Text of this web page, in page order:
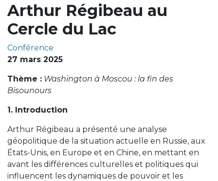
Arthur Régibeau au
Cercle du Lac
Conférence
27 mars 2025
Thème : Washington à Moscou : la fin des
Bisounours
1. Introduction
Arthur Régibeau a présenté une analyse
géopolitique de la situation actuelle en Russie, aux
États-Unis, en Europe et en Chine, en mettant en
avant les différences culturelles et politiques qui
influencent les dynamiques de pouvoir et les